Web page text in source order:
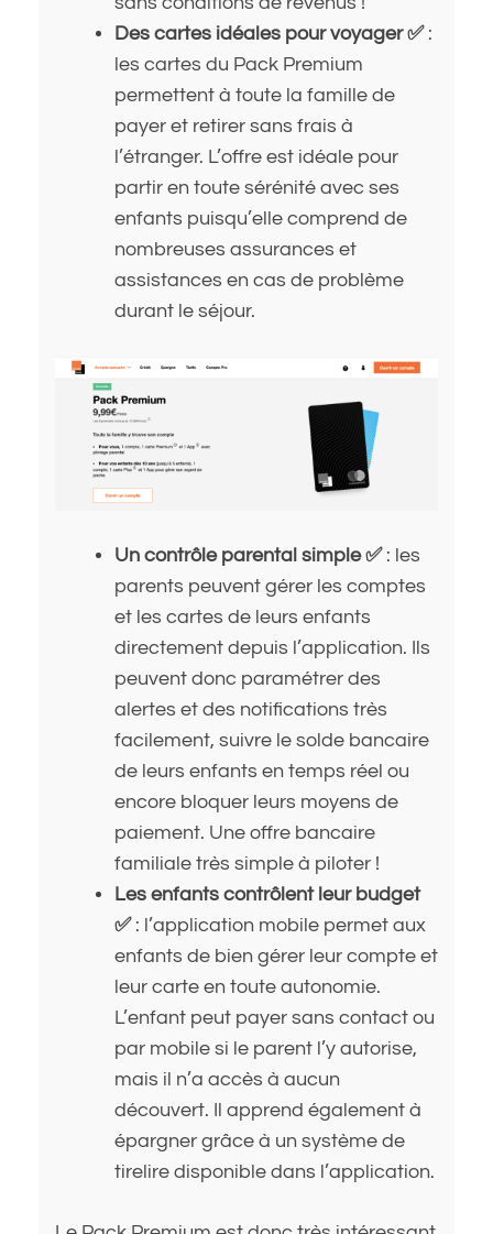
Des cartes idéales pour voyager ✅ :
les cartes du Pack Premium
permettent à toute la famille de
payer et retirer sans frais à
l’étranger. L’offre est idéale pour
partir en toute sérénité avec ses
enfants puisqu’elle comprend de
nombreuses assurances et
assistances en cas de problème
durant le séjour.
Un contrôle parental simple ✅ : les
parents peuvent gérer les comptes
et les cartes de leurs enfants
directement depuis l’application. Ils
peuvent donc paramétrer des
alertes et des notifications très
facilement, suivre le solde bancaire
de leurs enfants en temps réel ou
encore bloquer leurs moyens de
paiement. Une offre bancaire
familiale très simple à piloter !
Les enfants contrôlent leur budget
✅ : l’application mobile permet aux
enfants de bien gérer leur compte et
leur carte en toute autonomie.
L’enfant peut payer sans contact ou
par mobile si le parent l’y autorise,
mais il n’a accès à aucun
découvert. Il apprend également à
épargner grâce à un système de
tirelire disponible dans l’application.